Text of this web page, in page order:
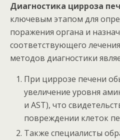
Диагностика цирроза
ключевым этапом для
поражения органа и
соответствующего
методов диагностики
При циррозе печени
увеличение уровня
и AST), что
повреждении клеток
Также специалисты